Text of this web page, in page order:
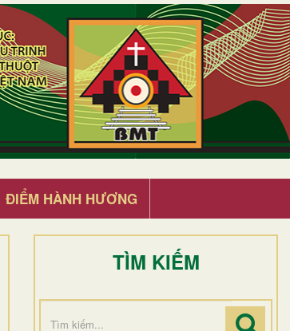
ĐIỂM HÀNH HƯƠNG
TÌM KIẾM